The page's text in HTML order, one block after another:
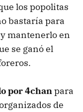
los popolitas
bastaría para
mantenerlo en
se ganó el
por 4chanpara
de